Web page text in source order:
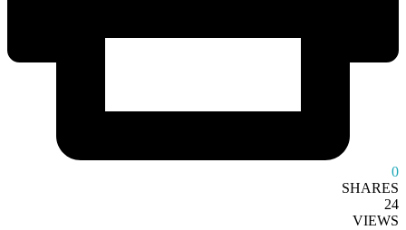
0
SHARES
24
VIEWS